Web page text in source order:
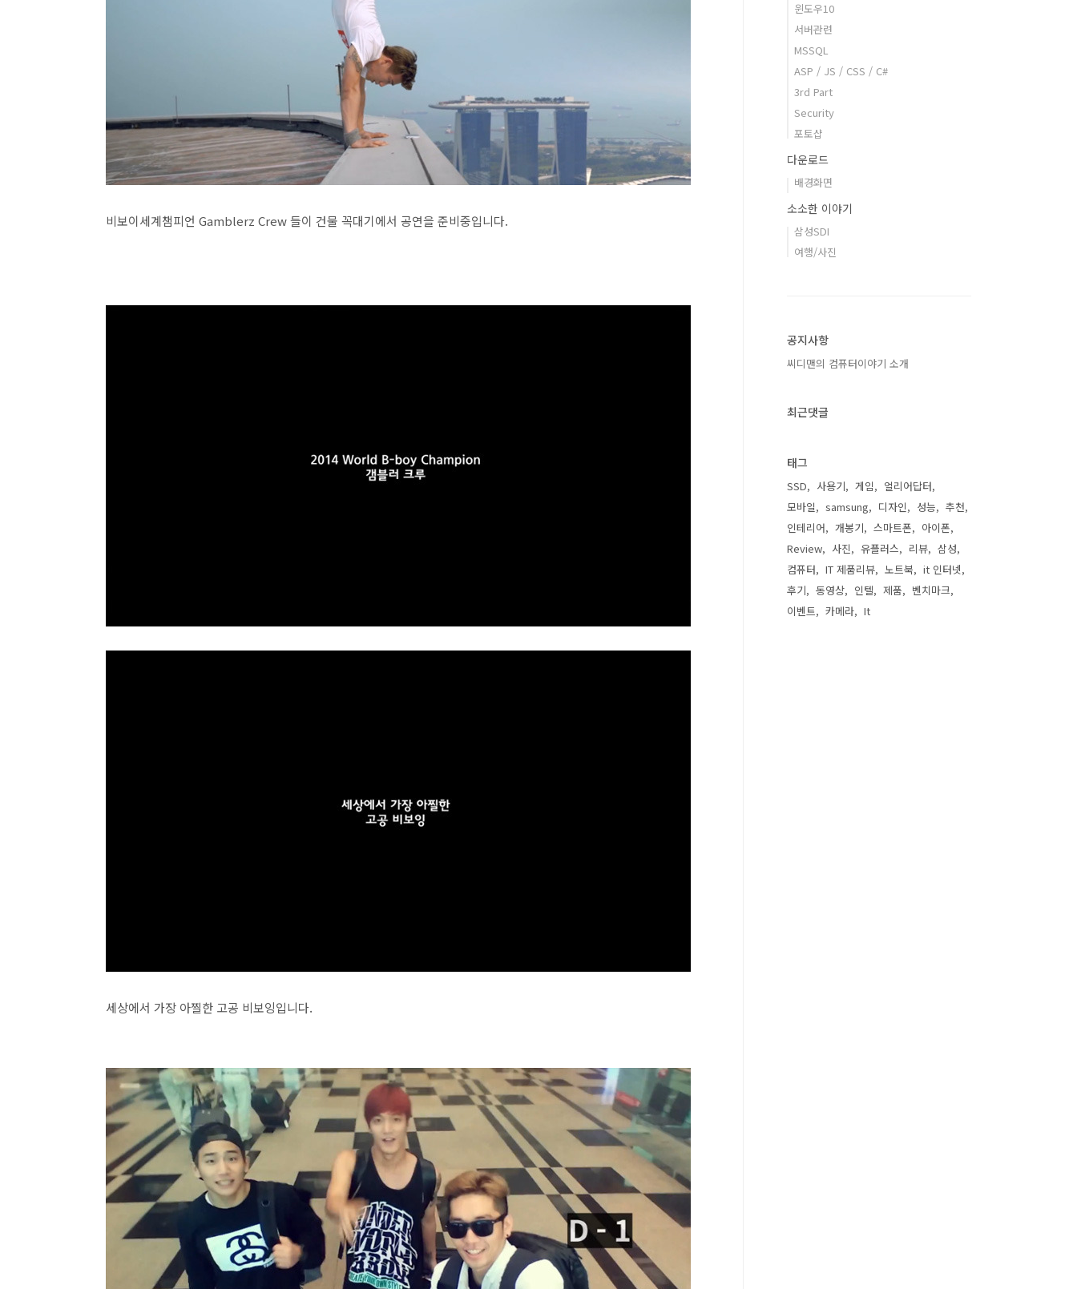
비보이세계챔피언 Gamblerz Crew 들이 건물 꼭대기에서 공연을 준비중입니다.
세상에서 가장 아찔한 고공 비보잉입니다.
윈도우10
서버관련
MSSQL
ASP / JS / CSS / C#
3rd Part
Security
포토샵
다운로드
배경화면
소소한 이야기
삼성SDI
여행/사진
공지사항
씨디맨의 컴퓨터이야기 소개
최근댓글
태그
SSD 사용기 게임
얼리어답터
모바일
samsung 디자인 성능
추천
인테리어
개봉기 스마트폰
아이폰
Review
사진 유플러스 리뷰
삼성
컴퓨터
IT 제품리뷰 노트북
it 인터넷
후기
동영상 인텔 제품
벤치마크
이벤트
카메라 It